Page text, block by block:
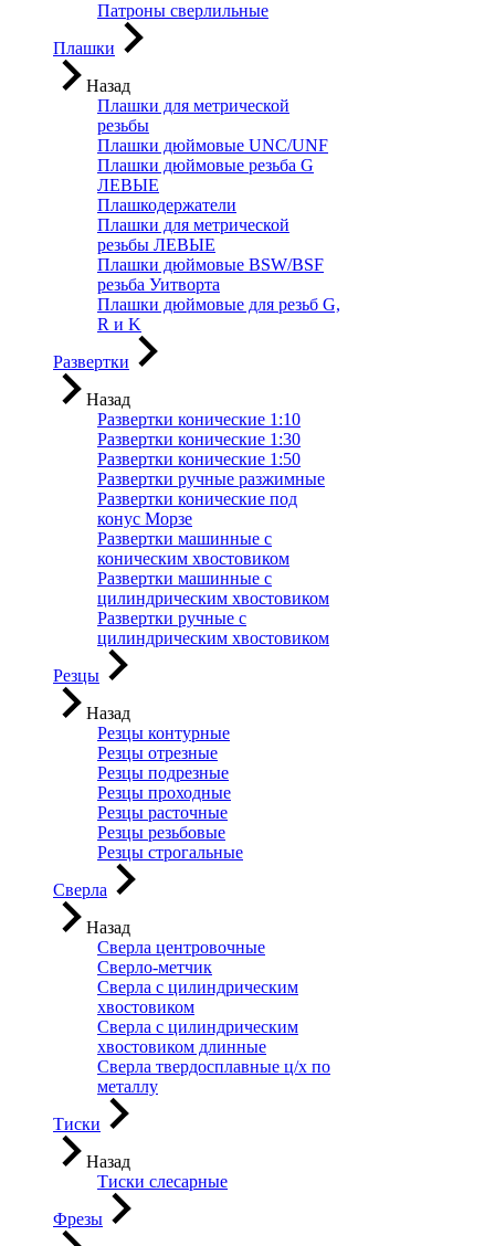
Патроны сверлильные
Плашки
Назад
Плашки для метрической
резьбы
Плашки дюймовые UNC/UNF
Плашки дюймовые резьба G
ЛЕВЫЕ
Плашкодержатели
Плашки для метрической
резьбы ЛЕВЫЕ
Плашки дюймовые BSW/BSF
резьба Уитворта
Плашки дюймовые для резьб G,
R и K
Развертки
Назад
Развертки конические 1:10
Развертки конические 1:30
Развертки конические 1:50
Развертки ручные разжимные
Развертки конические под
конус Морзе
Развертки машинные с
коническим хвостовиком
Развертки машинные с
цилиндрическим хвостовиком
Развертки ручные с
цилиндрическим хвостовиком
Резцы
Назад
Резцы контурные
Резцы отрезные
Резцы подрезные
Резцы проходные
Резцы расточные
Резцы резьбовые
Резцы строгальные
Сверла
Назад
Сверла центровочные
Сверло-метчик
Сверла с цилиндрическим
хвостовиком
Сверла с цилиндрическим
хвостовиком длинные
Сверла твердосплавные ц/х по
металлу
Тиски
Назад
Тиски слесарные
Фрезы